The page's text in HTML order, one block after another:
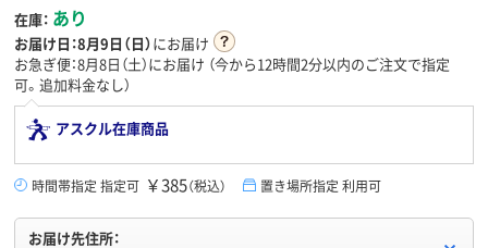
在庫： あり
お届け日：8月9日（日）にお届け
お急ぎ便：8月8日（土）にお届け （今から12時間2分以内のご注文で指定
可。追加料金なし）
アスクル在庫商品
時間帯指定 指定可 ￥385（税込） 置き場所指定 利用可
お届け先住所：